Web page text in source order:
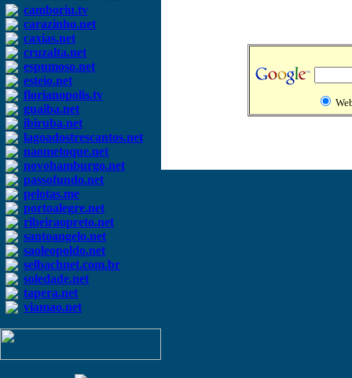
camboriu.tv
carazinho.net
caxias.net
cruzalta.net
espumoso.net
esteio.net
florianopolis.tv
guaiba.net
ibiruba.net
lagoadostrescantos.net
naometoque.net
novohamburgo.net
passofundo.net
pelotas.me
portoalegre.net
ribeiraopreto.net
santoangelo.net
saoleopoldo.net
selbachnet.com.br
soledade.net
tapera.net
viamao.net